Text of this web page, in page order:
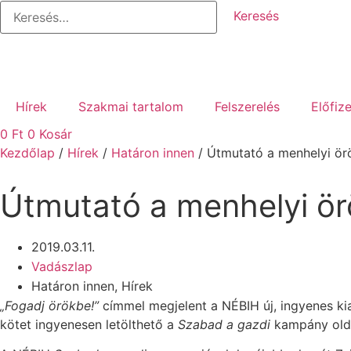
Ugrás
a
Keresés:
Hírek Szakmai tartalom Felszerelés
0 Ft 0 Kosár
Kezdőlap / Hírek / Határon innen / Útmutató a menhelyi
Útmutató a menhelyi
2019.03.11.
Vadászlap
Határon innen, Hírek
„Fogadj örökbe!”címmel megjelent a NÉBIH új, ingyenes
kötet ingyenesen letölthető a Szabad a gazdi kampány